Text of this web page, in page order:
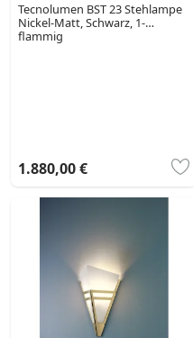
Tecnolumen BST 23 Stehlampe
Nickel-Matt, Schwarz, 1-
flammig
1.880,00 €